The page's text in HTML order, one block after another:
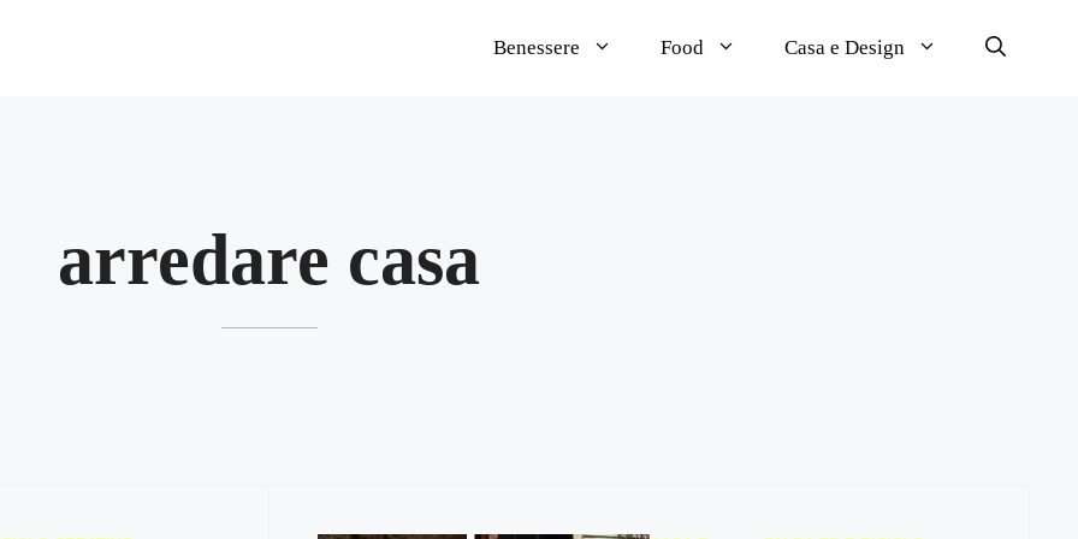
Benessere Food Casa e Design
arredare casa